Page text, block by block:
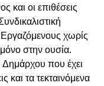
και οι επιθέσεις
Εργαζόμενους χωρίς
στην ουσία.
που έχει
και τα τεκταινόμενα